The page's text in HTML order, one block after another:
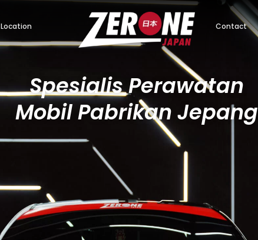
Location Contact
Spesialis Perawatan
Mobil Pabrikan Jepang